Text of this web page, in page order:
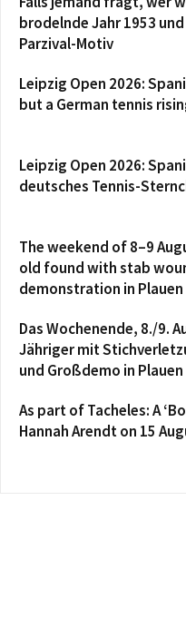
brodelnde Jahr 1953
Parzival-Motiv
Leipzig Open 2026:
but a German tennis
Leipzig Open 2026:
deutsches Tennis-
The weekend of 8–9
old found with stab
demonstration in Plauen
Das Wochenende, 8./9.
Jähriger mit
und Großdemo in Plauen
As part of Tacheles: A
Hannah Arendt on 15